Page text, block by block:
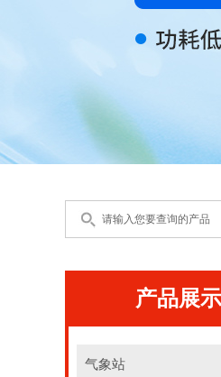
产品展示
气象站